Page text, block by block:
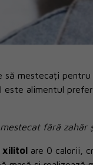
să mestecați
este alimentul
fără
xilitol are 0 calorii,